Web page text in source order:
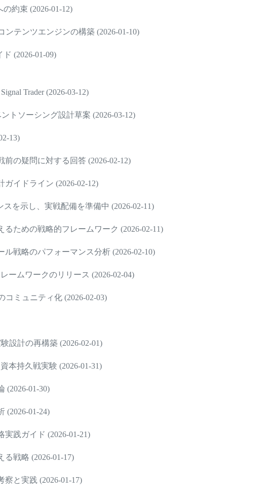
約束 (2026-01-12)
テンツエンジンの構築 (2026-01-10)
(2026-01-09)
Trader (2026-03-12)
トソーシング設計草案 (2026-03-12)
13)
の疑問に対する回答 (2026-02-12)
イドライン (2026-02-12)
を示し、実戦配備を準備中 (2026-02-11)
ための戦略的フレームワーク (2026-02-11)
戦略のパフォーマンス分析 (2026-02-10)
ームワークのリリース (2026-02-04)
ミュニティ化 (2026-02-03)
設計の再構築 (2026-02-01)
本持久戦実験 (2026-01-31)
(2026-01-30)
(2026-01-24)
践ガイド (2026-01-21)
戦略 (2026-01-17)
と実践 (2026-01-17)